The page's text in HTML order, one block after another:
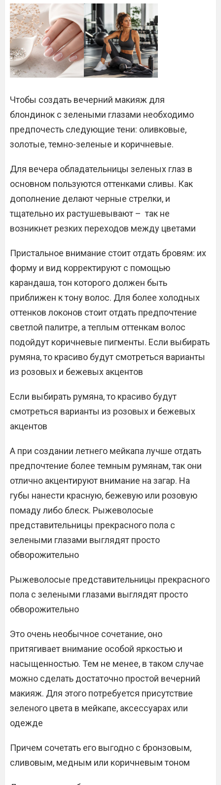
Чтобы создать вечерний макияж для
блондинок с зелеными глазами необходимо
предпочесть следующие тени: оливковые,
золотые, темно-зеленые и коричневые.
Для вечера обладательницы зеленых глаз в
основном пользуются оттенками сливы. Как
дополнение делают черные стрелки, и
тщательно их растушевывают – так не
возникнет резких переходов между цветами
Пристальное внимание стоит отдать бровям: их
форму и вид корректируют с помощью
карандаша, тон которого должен быть
приближен к тону волос. Для более холодных
оттенков локонов стоит отдать предпочтение
светлой палитре, а теплым оттенкам волос
подойдут коричневые пигменты. Если выбирать
румяна, то красиво будут смотреться варианты
из розовых и бежевых акцентов
Если выбирать румяна, то красиво будут
смотреться варианты из розовых и бежевых
акцентов
А при создании летнего мейкапа лучше отдать
предпочтение более темным румянам, так они
отлично акцентируют внимание на загар. На
губы нанести красную, бежевую или розовую
помаду либо блеск. Рыжеволосые
представительницы прекрасного пола с
зелеными глазами выглядят просто
обворожительно
Рыжеволосые представительницы прекрасного
пола с зелеными глазами выглядят просто
обворожительно
Это очень необычное сочетание, оно
притягивает внимание особой яркостью и
насыщенностью. Тем не менее, в таком случае
можно сделать достаточно простой вечерний
макияж. Для этого потребуется присутствие
зеленого цвета в мейкапе, аксессуарах или
одежде
Причем сочетать его выгодно с бронзовым,
сливовым, медным или коричневым тоном